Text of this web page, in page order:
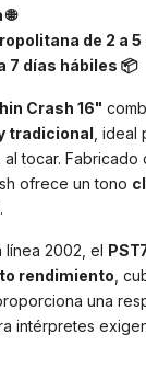
de 2 a
7 días hábiles 📦
Crash 16"
tradicional ,
tocar. Fabricado
ofrece un tono
2002, el
rendimiento,
una
intérpretes